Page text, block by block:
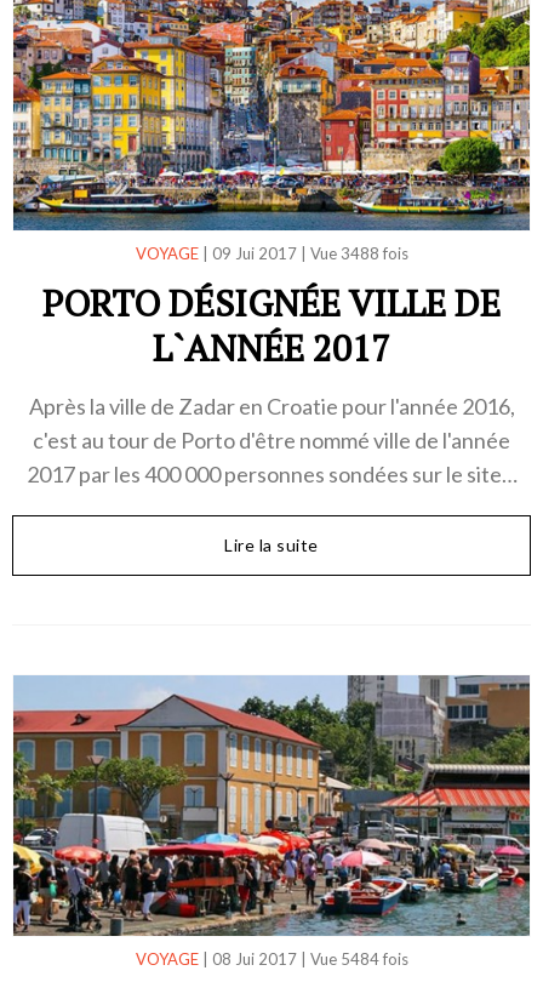
VOYAGE| 09 Jui 2017| Vue 3488 fois
PORTO DÉSIGNÉE VILLE DE
L`ANNÉE 2017
Après la ville de Zadar en Croatie pour l'année 2016,
c'est au tour de Porto d'être nommé ville de l'année
2017 par les 400 000 personnes sondées sur le site…
Lire la suite
VOYAGE| 08 Jui 2017| Vue 5484 fois